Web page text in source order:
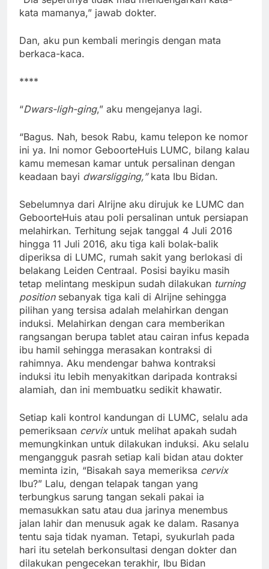
kata mamanya,” jawab dokter.
Dan, aku pun kembali meringis dengan mata
berkaca-kaca.
****
“Dwars-ligh-ging,” aku mengejanya lagi.
“Bagus. Nah, besok Rabu, kamu telepon ke nomor
ini ya. Ini nomor GeboorteHuis LUMC, bilang kalau
kamu memesan kamar untuk persalinan dengan
keadaan bayi dwarsligging,” kata Ibu Bidan.
Sebelumnya dari Alrijne aku dirujuk ke LUMC dan
GeboorteHuis atau poli persalinan untuk persiapan
melahirkan. Terhitung sejak tanggal 4 Juli 2016
hingga 11 Juli 2016, aku tiga kali bolak-balik
diperiksa di LUMC, rumah sakit yang berlokasi di
belakang Leiden Centraal. Posisi bayiku masih
tetap melintang meskipun sudah dilakukan turning
positionsebanyak tiga kali di Alrijne sehingga
pilihan yang tersisa adalah melahirkan dengan
induksi. Melahirkan dengan cara memberikan
rangsangan berupa tablet atau cairan infus kepada
ibu hamil sehingga merasakan kontraksi di
rahimnya. Aku mendengar bahwa kontraksi
induksi itu lebih menyakitkan daripada kontraksi
alamiah, dan ini membuatku sedikit khawatir.
Setiap kali kontrol kandungan di LUMC, selalu ada
pemeriksaan cervixuntuk melihat apakah sudah
memungkinkan untuk dilakukan induksi. Aku selalu
mengangguk pasrah setiap kali bidan atau dokter
meminta izin, “Bisakah saya memeriksa cervix
Ibu?” Lalu, dengan telapak tangan yang
terbungkus sarung tangan sekali pakai ia
memasukkan satu atau dua jarinya menembus
jalan lahir dan menusuk agak ke dalam. Rasanya
tentu saja tidak nyaman. Tetapi, syukurlah pada
hari itu setelah berkonsultasi dengan dokter dan
dilakukan pengecekan terakhir, Ibu Bidan